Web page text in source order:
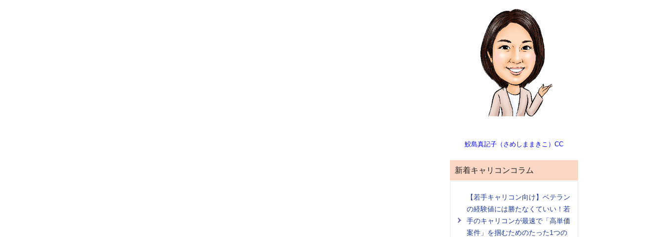
鮫島真記子（さめしままきこ）CC
新着キャリコンコラム
【若手キャリコン向け】ベテラン
の経験値には勝たなくていい！若
手のキャリコンが最速で「高単価
案件」を掴むためのたった1つの